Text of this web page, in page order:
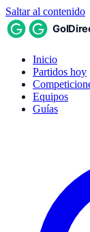
Saltar al contenido
Inicio
Partidos hoy
Equipos
Guías